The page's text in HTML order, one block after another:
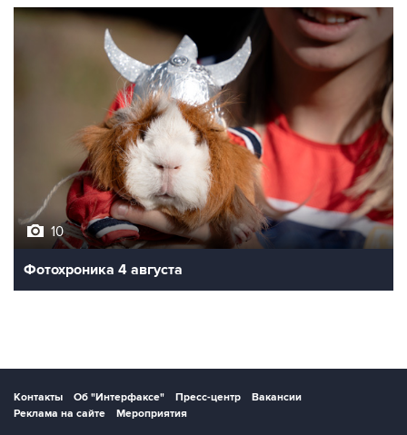
10
Фотохроника 4 августа
Контакты Об "Интерфаксе" Пресс-центр
Вакансии
Реклама на сайте
Мероприятия